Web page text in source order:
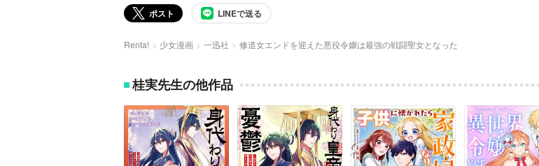
ポスト LINEで送る
Renta! 少女漫画 一迅社 修道女エンドを迎えた悪役令嬢は最強の戦闘聖女となった
桂実先生の他作品